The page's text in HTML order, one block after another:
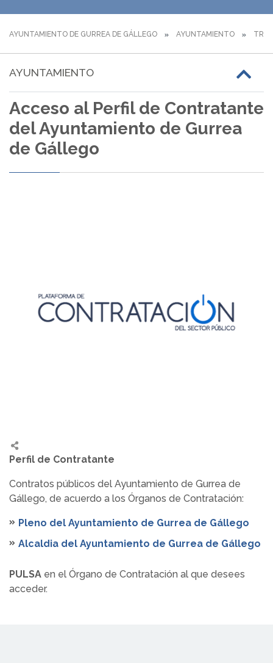
AYUNTAMIENTO DE GURREA DE GÁLLEGO AYUNTAMIENTO
AYUNTAMIENTO
Acceso al Perfil de Contratante
del Ayuntamiento de Gurrea
de Gállego
Perfil de Contratante
Contratos públicos del Ayuntamiento de Gurrea de
Gállego, de acuerdo a los Órganos de Contratación:
Pleno del Ayuntamiento de Gurrea de Gállego
Alcaldia del Ayuntamiento de Gurrea de Gállego
PULSA en el Órgano de Contratación al que desees
acceder.